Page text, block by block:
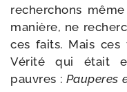
recher­chons
manière, ne
ces faits. Mais
Vérité qui était
pauvres : Pauperes